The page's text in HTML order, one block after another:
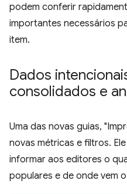
podem conferir
importantes necessários
item.
Dados
consolidados e
Uma das novas guias,
novas métricas e filtros.
informar aos editores o
populares e de onde vem